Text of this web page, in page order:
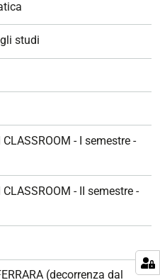
studi
- I semestre -
- II semestre -
(decorrenza dal